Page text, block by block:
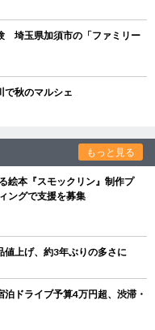
埼玉県加須市の「ファミリー
で秋のマルシェ
もっと見る
絵本『スモックリン』制作プ
ングで支援を募集
上げ、約3年ぶりの多さに
ドライブ予算4万円超、渋滞・